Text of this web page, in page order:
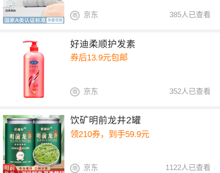
385人已查看
京东
好迪柔顺护发素
券后13.9元包邮
352人已查看
京东
饮矿明前龙井2罐
领210券，到手59.9元
1122人已查看
京东